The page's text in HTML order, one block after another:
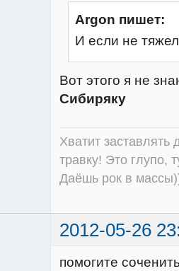
Argon пишет:
И если не
Вот этого я не
Сибиряку
Хватит заставлять
травку! Это глупо,
Даёшь рок в
2012-05-26
помогите